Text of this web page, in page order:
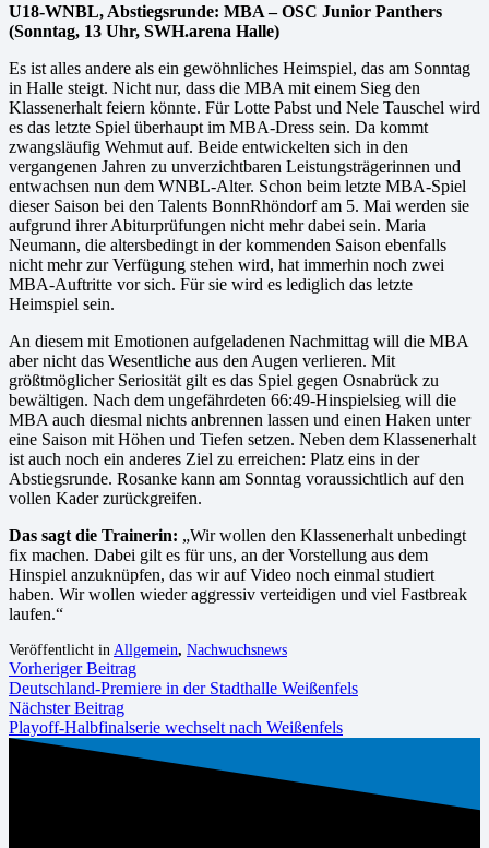
U18-WNBL, Abstiegsrunde: MBA – OSC Junior Panthers
(Sonntag, 13 Uhr, SWH.arena Halle)
Es ist alles andere als ein gewöhnliches Heimspiel, das am Sonntag
in Halle steigt. Nicht nur, dass die MBA mit einem Sieg den
Klassenerhalt feiern könnte. Für Lotte Pabst und Nele Tauschel wird
es das letzte Spiel überhaupt im MBA-Dress sein. Da kommt
zwangsläufig Wehmut auf. Beide entwickelten sich in den
vergangenen Jahren zu unverzichtbaren Leistungsträgerinnen und
entwachsen nun dem WNBL-Alter. Schon beim letzte MBA-Spiel
dieser Saison bei den Talents BonnRhöndorf am 5. Mai werden sie
aufgrund ihrer Abiturprüfungen nicht mehr dabei sein. Maria
Neumann, die altersbedingt in der kommenden Saison ebenfalls
nicht mehr zur Verfügung stehen wird, hat immerhin noch zwei
MBA-Auftritte vor sich. Für sie wird es lediglich das letzte
Heimspiel sein.
An diesem mit Emotionen aufgeladenen Nachmittag will die MBA
aber nicht das Wesentliche aus den Augen verlieren. Mit
größtmöglicher Seriosität gilt es das Spiel gegen Osnabrück zu
bewältigen. Nach dem ungefährdeten 66:49-Hinspielsieg will die
MBA auch diesmal nichts anbrennen lassen und einen Haken unter
eine Saison mit Höhen und Tiefen setzen. Neben dem Klassenerhalt
ist auch noch ein anderes Ziel zu erreichen: Platz eins in der
Abstiegsrunde. Rosanke kann am Sonntag voraussichtlich auf den
vollen Kader zurückgreifen.
Das sagt die Trainerin: „Wir wollen den Klassenerhalt unbedingt
fix machen. Dabei gilt es für uns, an der Vorstellung aus dem
Hinspiel anzuknüpfen, das wir auf Video noch einmal studiert
haben. Wir wollen wieder aggressiv verteidigen und viel Fastbreak
laufen.“
Veröffentlicht in Allgemein, Nachwuchsnews
Vorheriger Beitrag
Deutschland-Premiere in der Stadthalle Weißenfels
Nächster Beitrag
Playoff-Halbfinalserie wechselt nach Weißenfels